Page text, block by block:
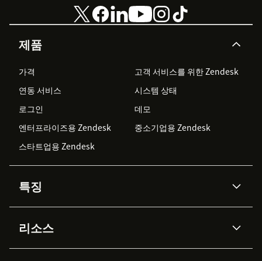
제품
가격
고객 서비스를 위한 Zendesk
연동 서비스
시스템 상태
로그인
데모
엔터프라이즈용 Zendesk
중소기업용 Zendesk
스타트업용 Zendesk
특징
Zendesk AI
Advanced Data Privacy &
지식창고
리소스